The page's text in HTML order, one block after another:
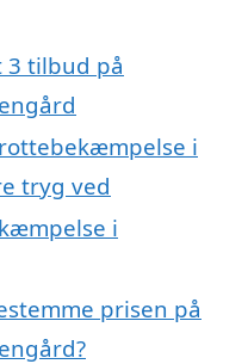
tilbud på
i
tryg ved
i
prisen på